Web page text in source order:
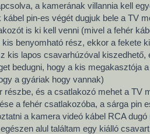
a kamerának villannia kell
pin-es végét dugjuk bele a TV
is ki kell venni (mivel a fehér
benyomható rész, ekkor a fekete
kis lapos csavarhúzóval
bedugni, hogy a kis megakasztója
a gyáriak hogy vannak)
részbe, és a csatlakozó mehet a TV
a fehér csatlakozóba, a sárga
a kamera videó kábel RCA dugó
alul találtam egy kiálló